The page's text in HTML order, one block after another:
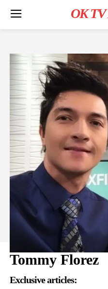
OK
Tommy Florez
Exclusive articles: